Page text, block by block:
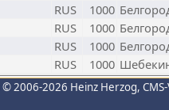
RUS 1000
RUS 1000
RUS 1000
RUS 1000
© 2006-2026 Heinz Herzog,